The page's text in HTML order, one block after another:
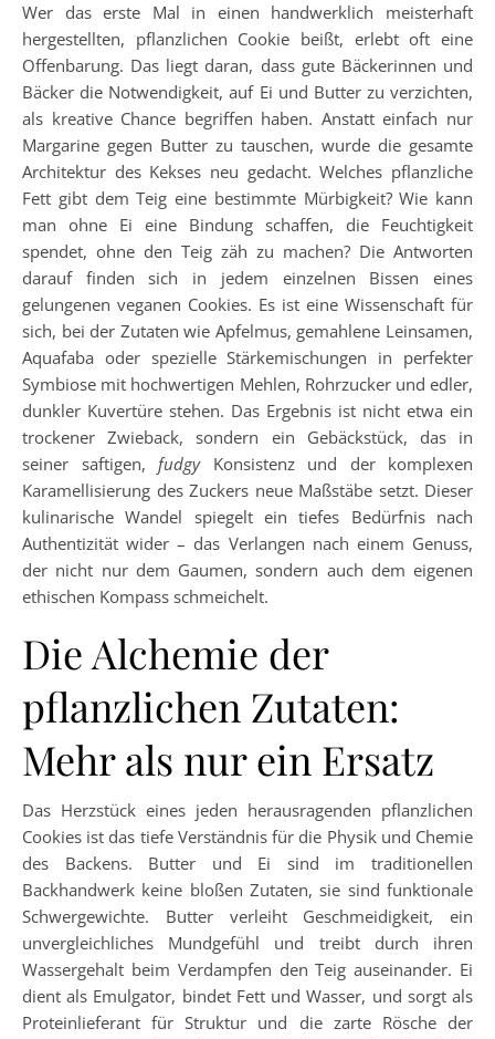
Wer das erste Mal in einen handwerklich meisterhaft
hergestellten, pflanzlichen Cookie beißt, erlebt oft eine
Offenbarung. Das liegt daran, dass gute Bäckerinnen und
Bäcker die Notwendigkeit, auf Ei und Butter zu verzichten,
als kreative Chance begriffen haben. Anstatt einfach nur
Margarine gegen Butter zu tauschen, wurde die gesamte
Architektur des Kekses neu gedacht. Welches pflanzliche
Fett gibt dem Teig eine bestimmte Mürbigkeit? Wie kann
man ohne Ei eine Bindung schaffen, die Feuchtigkeit
spendet, ohne den Teig zäh zu machen? Die Antworten
darauf finden sich in jedem einzelnen Bissen eines
gelungenen veganen Cookies. Es ist eine Wissenschaft für
sich, bei der Zutaten wie Apfelmus, gemahlene Leinsamen,
Aquafaba oder spezielle Stärkemischungen in perfekter
Symbiose mit hochwertigen Mehlen, Rohrzucker und edler,
dunkler Kuvertüre stehen. Das Ergebnis ist nicht etwa ein
trockener Zwieback, sondern ein Gebäckstück, das in
seiner saftigen, fudgyKonsistenz und der komplexen
Karamellisierung des Zuckers neue Maßstäbe setzt. Dieser
kulinarische Wandel spiegelt ein tiefes Bedürfnis nach
Authentizität wider – das Verlangen nach einem Genuss,
der nicht nur dem Gaumen, sondern auch dem eigenen
ethischen Kompass schmeichelt.
Die Alchemie der
pflanzlichen Zutaten:
Mehr als nur ein Ersatz
Das Herzstück eines jeden herausragenden pflanzlichen
Cookies ist das tiefe Verständnis für die Physik und Chemie
des Backens. Butter und Ei sind im traditionellen
Backhandwerk keine bloßen Zutaten, sie sind funktionale
Schwergewichte. Butter verleiht Geschmeidigkeit, ein
unvergleichliches Mundgefühl und treibt durch ihren
Wassergehalt beim Verdampfen den Teig auseinander. Ei
dient als Emulgator, bindet Fett und Wasser, und sorgt als
Proteinlieferant für Struktur und die zarte Rösche der